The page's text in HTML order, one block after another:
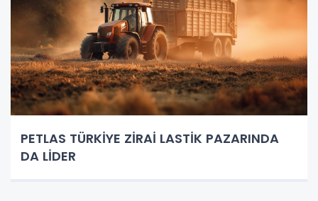
PETLAS TÜRKİYE ZİRAİ LASTİK PAZARINDA
DA LİDER